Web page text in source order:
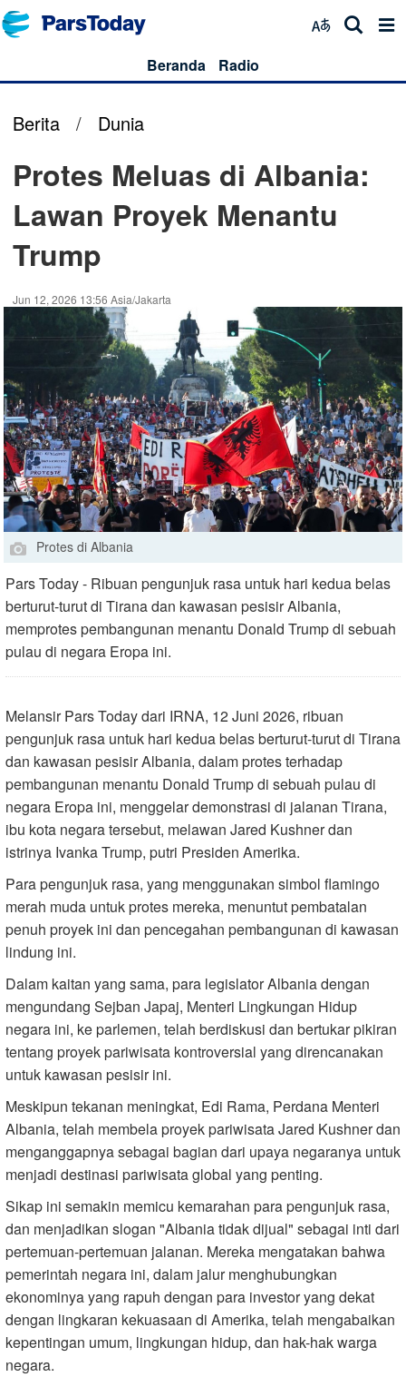
Beranda Radio
Berita / Dunia
Protes Meluas di Albania:
Lawan Proyek Menantu
Trump
Jun 12, 2026 13:56 Asia/Jakarta
Protes di Albania
Pars Today - Ribuan pengunjuk rasa untuk hari kedua belas
berturut-turut di Tirana dan kawasan pesisir Albania,
memprotes pembangunan menantu Donald Trump di sebuah
pulau di negara Eropa ini.
Melansir Pars Today dari IRNA, 12 Juni 2026, ribuan
pengunjuk rasa untuk hari kedua belas berturut-turut di Tirana
dan kawasan pesisir Albania, dalam protes terhadap
pembangunan menantu Donald Trump di sebuah pulau di
negara Eropa ini, menggelar demonstrasi di jalanan Tirana,
ibu kota negara tersebut, melawan Jared Kushner dan
istrinya Ivanka Trump, putri Presiden Amerika.
Para pengunjuk rasa, yang menggunakan simbol flamingo
merah muda untuk protes mereka, menuntut pembatalan
penuh proyek ini dan pencegahan pembangunan di kawasan
lindung ini.
Dalam kaitan yang sama, para legislator Albania dengan
mengundang Sejban Japaj, Menteri Lingkungan Hidup
negara ini, ke parlemen, telah berdiskusi dan bertukar pikiran
tentang proyek pariwisata kontroversial yang direncanakan
untuk kawasan pesisir ini.
Meskipun tekanan meningkat, Edi Rama, Perdana Menteri
Albania, telah membela proyek pariwisata Jared Kushner dan
menganggapnya sebagai bagian dari upaya negaranya untuk
menjadi destinasi pariwisata global yang penting.
Sikap ini semakin memicu kemarahan para pengunjuk rasa,
dan menjadikan slogan "Albania tidak dijual" sebagai inti dari
pertemuan-pertemuan jalanan. Mereka mengatakan bahwa
pemerintah negara ini, dalam jalur menghubungkan
ekonominya yang rapuh dengan para investor yang dekat
dengan lingkaran kekuasaan di Amerika, telah mengabaikan
kepentingan umum, lingkungan hidup, dan hak-hak warga
negara.